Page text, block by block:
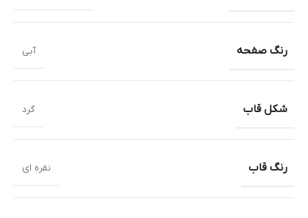
رنگ صفحه آبی
شکل قاب گرد
رنگ قاب نقره ای